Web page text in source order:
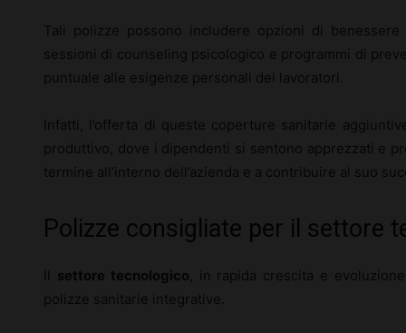
Tali polizze possono includere opzioni di
sessioni di counseling psicologico e programmi di
puntuale alle esigenze personali dei lavoratori.
Infatti, l’offerta di queste coperture sanitarie
produttivo, dove i dipendenti si sentono apprezzati e
termine all’interno dell’azienda e a contribuire al suo
Polizze consigliate per il settore
settore tecnologico , in rapida crescita e
polizze sanitarie integrative.